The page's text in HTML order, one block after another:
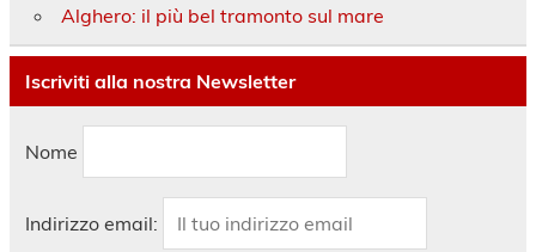
Alghero: il più bel tramonto sul mare
Iscriviti alla nostra Newsletter
Nome
Indirizzo email: